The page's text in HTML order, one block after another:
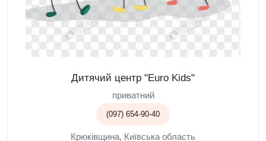
Дитячий центр "Euro Kids"
приватний
(097) 654-90-40
Крюківщина, Київська область